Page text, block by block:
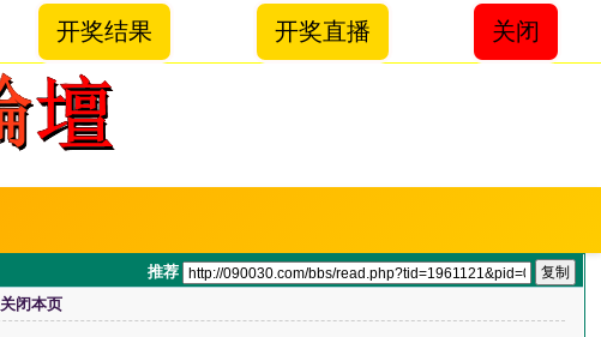
开奖结果 开奖直播 关闭
推荐
关闭本页